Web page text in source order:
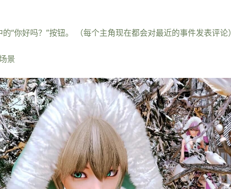
“你好吗？”按钮。 （每个主角现在都会对最近的事件发表评论）
景